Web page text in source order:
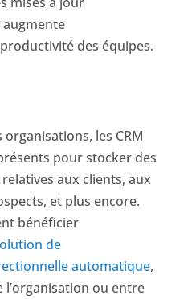
des équipes.
les CRM
pour stocker des
aux clients, aux
et plus encore.
bénéficier
de
automatique,
l’organisation ou entre